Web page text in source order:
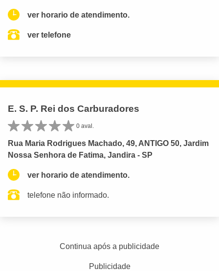
ver horario de atendimento.
ver telefone
E. S. P. Rei dos Carburadores
0 aval.
Rua Maria Rodrigues Machado, 49, ANTIGO 50, Jardim
Nossa Senhora de Fatima, Jandira - SP
ver horario de atendimento.
telefone não informado.
Continua após a publicidade
Publicidade